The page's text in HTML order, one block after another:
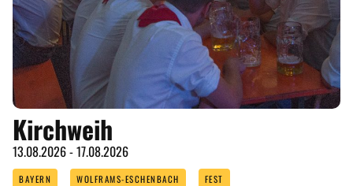
Kirchweih
13.08.2026 - 17.08.2026
BAYERN WOLFRAMS-ESCHENBACH FEST